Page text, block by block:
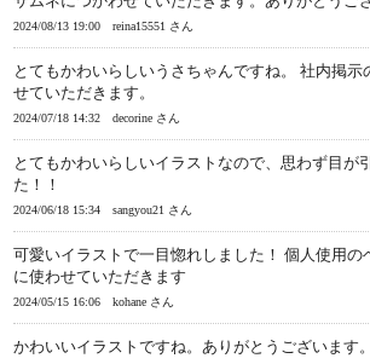
2024/08/13 19:00 reina15551 さん
とてもかわいらしいうさちゃんですね。 社内掲
せていただきます。
2024/07/18 14:32 decorine さん
とてもかわいらしいイラストなので、思わず目が
た！！
2024/06/18 15:34 sangyou21 さん
可愛いイラストで一目惚れしました！ 個人使用の
に使わせていただきます
2024/05/15 16:06 kohane さん
かわいいイラストですね。ありがとうございます。